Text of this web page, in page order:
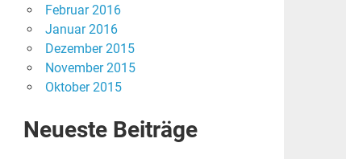
Februar 2016
Januar 2016
Dezember 2015
November 2015
Oktober 2015
Neueste Beiträge